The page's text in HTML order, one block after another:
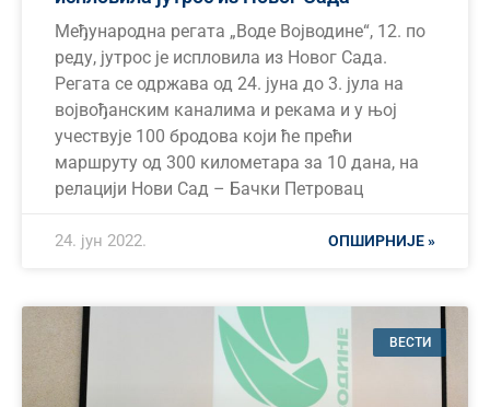
Међународна регата „Воде Војводине“, 12. по
реду, јутрос је испловила из Новог Сада.
Регата се одржава од 24. јуна до 3. јула на
војвођанским каналима и рекама и у њој
учествује 100 бродова који ће прећи
маршруту од 300 километара за 10 дана, на
релацији Нови Сад – Бачки Петровац
ОПШИРНИЈЕ »
24. јун 2022.
ВЕСТИ